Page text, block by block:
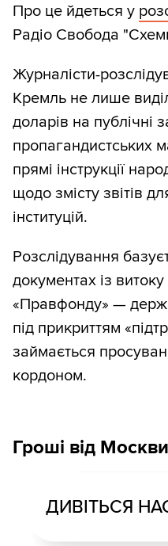
Про це йдеться у
Радіо Свобода
Журналісти-
Кремль не лише
доларів на публічні
пропагандистських
прямі інструкції
щодо змісту звітів
інституцій.
Розслідування
документах із
«Правфонду» —
під прикриттям
займається
кордоном.
Гроші від Москви
ДИВІТЬСЯ